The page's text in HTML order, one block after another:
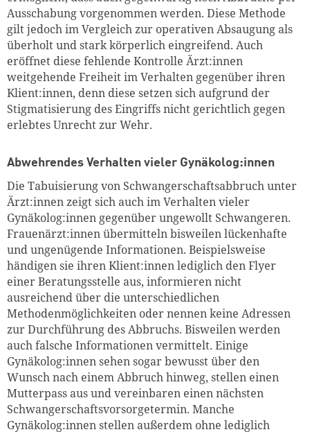
Ausschabung vorgenommen werden. Diese Methode
gilt jedoch im Vergleich zur operativen Absaugung als
überholt und stark körperlich eingreifend. Auch
eröffnet diese fehlende Kontrolle Ärzt:innen
weitgehende Freiheit im Verhalten gegenüber ihren
Klient:innen, denn diese setzen sich aufgrund der
Stigmatisierung des Eingriffs nicht gerichtlich gegen
erlebtes Unrecht zur Wehr.
Abwehrendes Verhalten vieler Gynäkolog:innen
Die Tabuisierung von Schwangerschaftsabbruch unter
Ärzt:innen zeigt sich auch im Verhalten vieler
Gynäkolog:innen gegenüber ungewollt Schwangeren.
Frauenärzt:innen übermitteln bisweilen lückenhafte
und ungenügende Informationen. Beispielsweise
händigen sie ihren Klient:innen lediglich den Flyer
einer Beratungsstelle aus, informieren nicht
ausreichend über die unterschiedlichen
Methodenmöglichkeiten oder nennen keine Adressen
zur Durchführung des Abbruchs. Bisweilen werden
auch falsche Informationen vermittelt. Einige
Gynäkolog:innen sehen sogar bewusst über den
Wunsch nach einem Abbruch hinweg, stellen einen
Mutterpass aus und vereinbaren einen nächsten
Schwangerschaftsvorsorgetermin. Manche
Gynäkolog:innen stellen außerdem ohne lediglich